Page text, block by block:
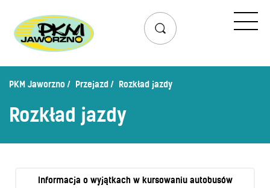
Przejazd
Lista przystanków
Zaplanuj podróż – wyszukiwarka połączeń
Mapa przystanków i połączeń
Schemat linii nocnych
Bilety
PKM Jaworzno Przejazd Rozkład jazdy
Rozkład jazdy
Informacja o wyjątkach w kursowaniu autobusów